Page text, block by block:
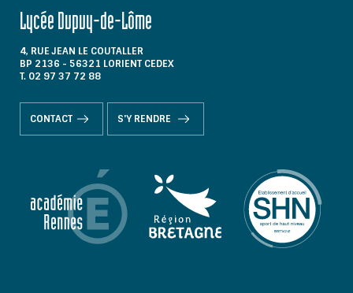
Lycée Dupuy-de-Lôme
4, RUE JEAN LE COUTALLER
BP 2136 - 56321 LORIENT CEDEX
T. 02 97 37 72 88
CONTACT S'Y RENDRE